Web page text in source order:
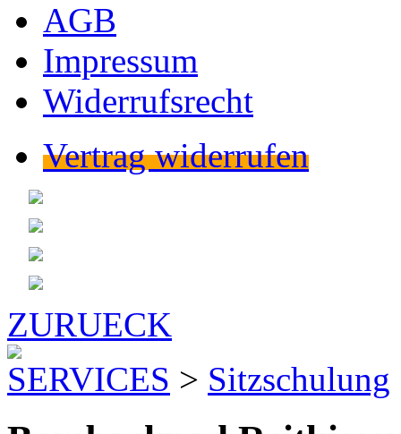
AGB
Impressum
Widerrufsrecht
Vertrag widerrufen
ZURUECK
SERVICES > Sitzschulung